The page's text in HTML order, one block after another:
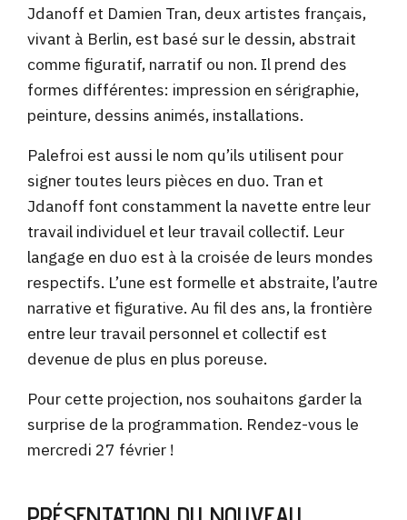
Jdanoff et Damien Tran, deux artistes français,
vivant à Berlin, est basé sur le dessin, abstrait
comme figuratif, narratif ou non. Il prend des
formes différentes: impression en sérigraphie,
peinture, dessins animés, installations.
Palefroi est aussi le nom qu’ils utilisent pour
signer toutes leurs pièces en duo. Tran et
Jdanoff font constamment la navette entre leur
travail individuel et leur travail collectif. Leur
langage en duo est à la croisée de leurs mondes
respectifs. L’une est formelle et abstraite, l’autre
narrative et figurative. Au fil des ans, la frontière
entre leur travail personnel et collectif est
devenue de plus en plus poreuse.
Pour cette projection, nos souhaitons garder la
surprise de la programmation. Rendez-vous le
mercredi 27 février !